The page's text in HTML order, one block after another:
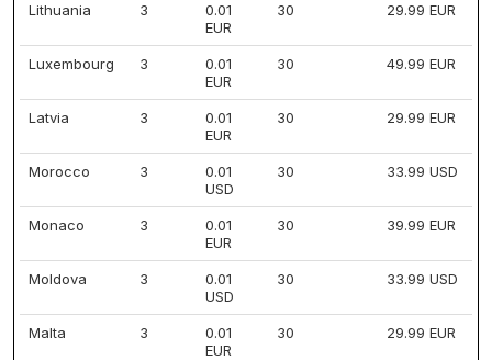
Lithuania 3
0.01
EUR
30 29.99 EUR
Luxembourg 3
0.01
EUR
30 49.99 EUR
Latvia 3
0.01
EUR
30 29.99 EUR
Morocco 3
0.01
USD
30 33.99 USD
Monaco 3
0.01
EUR
30 39.99 EUR
Moldova 3
0.01
USD
30 33.99 USD
Malta 3
0.01
EUR
30 29.99 EUR